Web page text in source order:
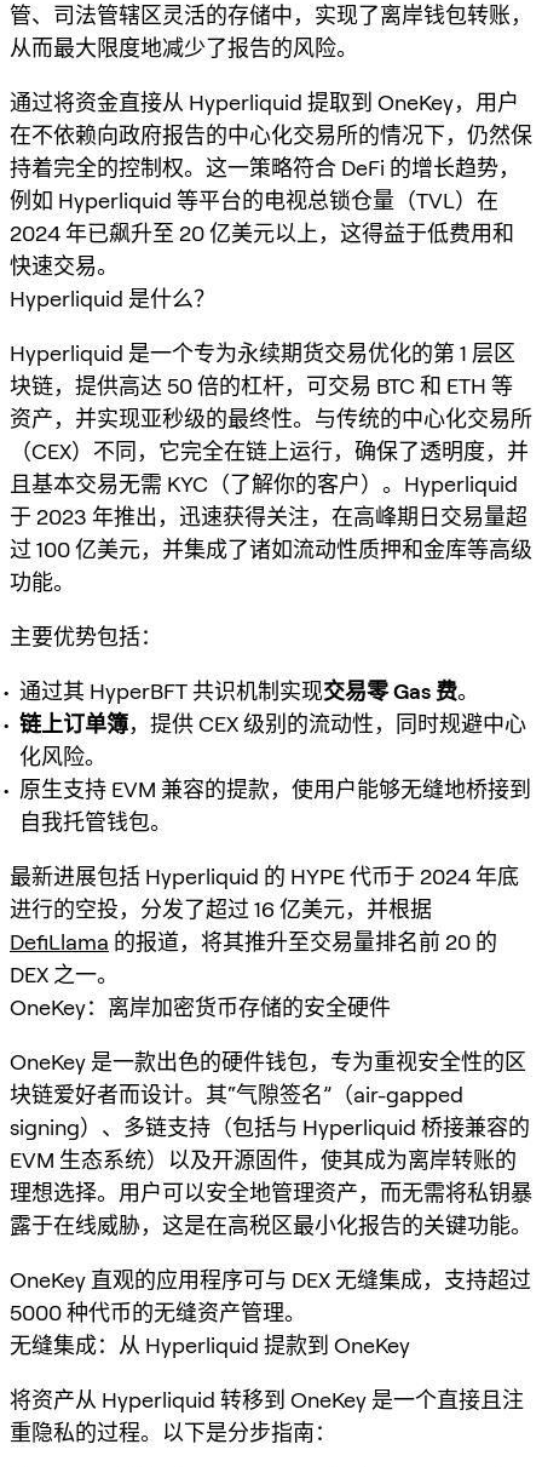
管、司法管辖区灵活的存储中，实现了离岸钱包转账，
从而最大限度地减少了报告的风险。
通过将资金直接从 Hyperliquid 提取到 OneKey，用户
在不依赖向政府报告的中心化交易所的情况下，仍然保
持着完全的控制权。这一策略符合 DeFi 的增长趋势，
例如 Hyperliquid 等平台的电视总锁仓量（TVL）在
2024 年已飙升至 20 亿美元以上，这得益于低费用和
快速交易。
Hyperliquid 是什么？
Hyperliquid 是一个专为永续期货交易优化的第 1 层区
块链，提供高达 50 倍的杠杆，可交易 BTC 和 ETH 等
资产，并实现亚秒级的最终性。与传统的中心化交易所
（CEX）不同，它完全在链上运行，确保了透明度，并
且基本交易无需 KYC（了解你的客户）。Hyperliquid
于 2023 年推出，迅速获得关注，在高峰期日交易量超
过 100 亿美元，并集成了诸如流动性质押和金库等高级
功能。
主要优势包括：
通过其 HyperBFT 共识机制实现交易零 Gas 费。
链上订单簿，提供 CEX 级别的流动性，同时规避中心
化风险。
原生支持 EVM 兼容的提款，使用户能够无缝地桥接到
自我托管钱包。
最新进展包括 Hyperliquid 的 HYPE 代币于 2024 年底
进行的空投，分发了超过 16 亿美元，并根据
DefiLlama 的报道，将其推升至交易量排名前 20 的
DEX 之一。
OneKey：离岸加密货币存储的安全硬件
OneKey 是一款出色的硬件钱包，专为重视安全性的区
块链爱好者而设计。其“气隙签名”（air-gapped
signing）、多链支持（包括与 Hyperliquid 桥接兼容的
EVM 生态系统）以及开源固件，使其成为离岸转账的
理想选择。用户可以安全地管理资产，而无需将私钥暴
露于在线威胁，这是在高税区最小化报告的关键功能。
OneKey 直观的应用程序可与 DEX 无缝集成，支持超过
5000 种代币的无缝资产管理。
无缝集成：从 Hyperliquid 提款到 OneKey
将资产从 Hyperliquid 转移到 OneKey 是一个直接且注
重隐私的过程。以下是分步指南：